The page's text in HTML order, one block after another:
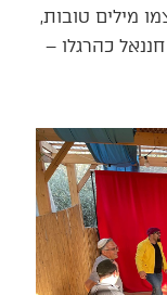
מילים טובות,
כהרגלו –